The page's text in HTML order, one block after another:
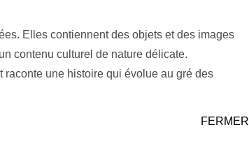
Enregistrer dans la
liste
Enregistrer dans la liste
Elles contiennent des objets et des images
contenu culturel de nature délicate.
une histoire qui évolue au gré des
FERMER